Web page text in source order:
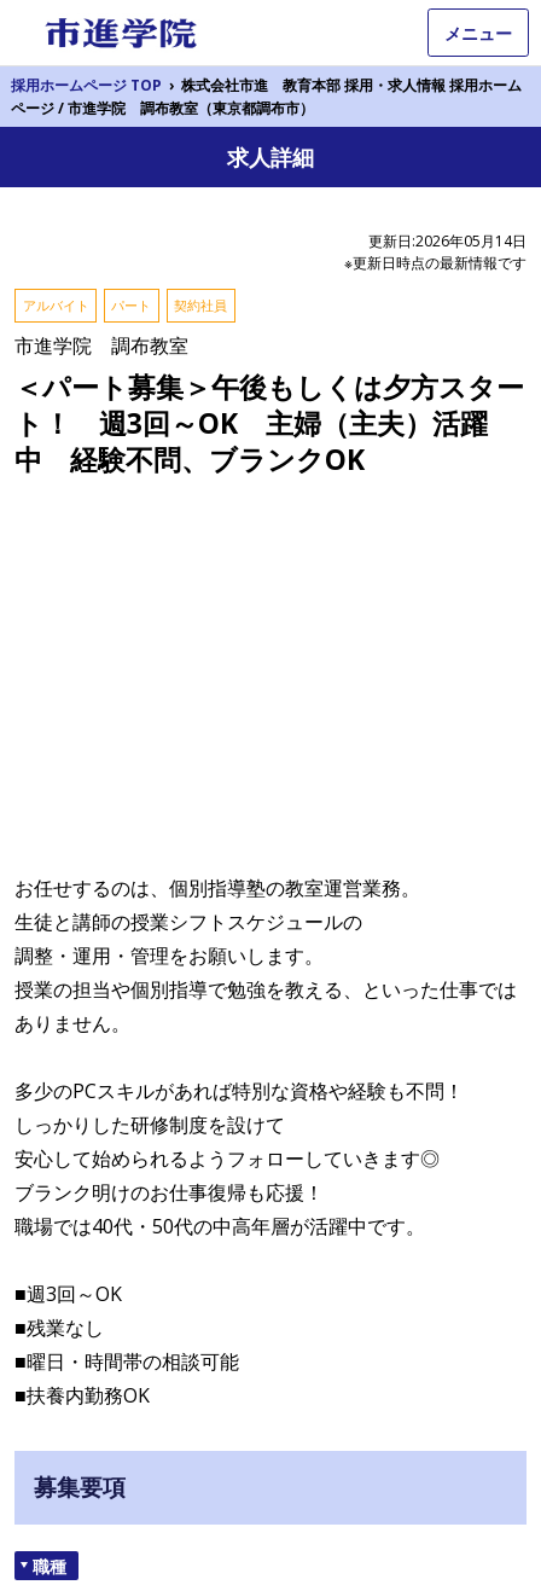
メニュー
採用ホームページ TOP › 株式会社市進 教育本部 採用・求人情報 採用ホーム
ページ / 市進学院 調布教室（東京都調布市）
求人詳細
更新日:2026年05月14日
※更新日時点の最新情報です
アルバイト パート 契約社員
市進学院 調布教室
＜パート募集＞午後もしくは夕方スター
ト！ 週3回～OK 主婦（主夫）活躍
中 経験不問、ブランクOK
お任せするのは、個別指導塾の教室運営業務。
生徒と講師の授業シフトスケジュールの
調整・運用・管理をお願いします。
授業の担当や個別指導で勉強を教える、といった仕事では
ありません。
多少のPCスキルがあれば特別な資格や経験も不問！
しっかりした研修制度を設けて
安心して始められるようフォローしていきます◎
ブランク明けのお仕事復帰も応援！
職場では40代・50代の中高年層が活躍中です。
■週3回～OK
■残業なし
■曜日・時間帯の相談可能
■扶養内勤務OK
募集要項
職種